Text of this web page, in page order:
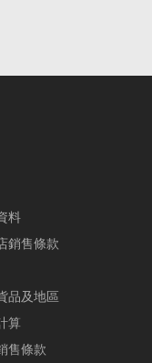
料
銷售條款
品及地區
算
售條款